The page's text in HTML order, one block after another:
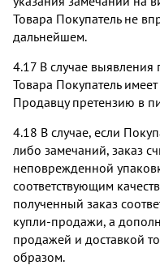
Товара Покупатель не
дальнейшем.
4.17 В случае выявления
Товара Покупатель
Продавцу претензию в
4.18 В случае, если
либо замечаний, заказ
неповрежденной
соответствующим
полученный заказ
купли-продажи, а
продажей и доставкой
образом.